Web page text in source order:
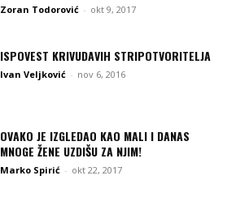
Zoran Todorović - okt 9, 2017
ISPOVEST KRIVUDAVIH STRIPOTVORITELJA
Ivan Veljković - nov 6, 2016
OVAKO JE IZGLEDAO KAO MALI I DANAS
MNOGE ŽENE UZDIŠU ZA NJIM!
Marko Spirić - okt 22, 2017